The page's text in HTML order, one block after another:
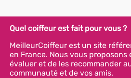
Quel coiffeur est fait pour vous ?
MeilleurCoiffeur est un site
en France. Nous vous proposons
évaluer et de les recommander
communauté et de vos amis.